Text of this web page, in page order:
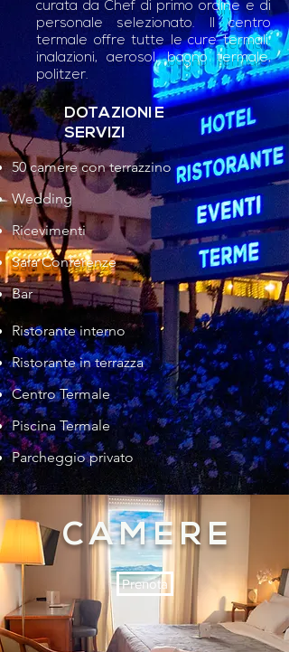
curata da Chef di primo ordine e di
personale selezionato. Il centro
termale offre tutte le cure termali:
inalazioni, aerosol, bagno termale,
politzer.
DOTAZIONI E
SERVIZI
50 camere con terrazzino
Wedding
Ricevimenti
Sala Conferenze
Bar
Ristorante interno
Ristorante in terrazza
Centro Termale
Piscina Termale
Parcheggio privato
C A M E R E
Prenota